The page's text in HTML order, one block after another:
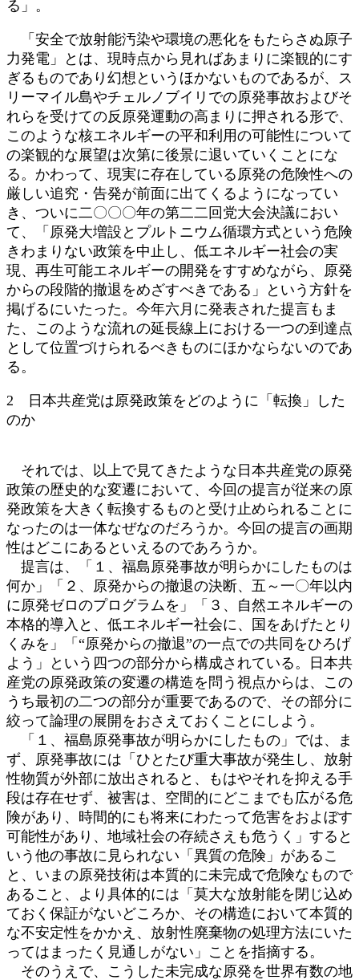
る」。
「安全で放射能汚染や環境の悪化をもたらさぬ原子
力発電」とは、現時点から見ればあまりに楽観的にす
ぎるものであり幻想というほかないものであるが、ス
リーマイル島やチェルノブイリでの原発事故およびそ
れらを受けての反原発運動の高まりに押される形で、
このような核エネルギーの平和利用の可能性について
の楽観的な展望は次第に後景に退いていくことにな
る。かわって、現実に存在している原発の危険性への
厳しい追究・告発が前面に出てくるようになってい
き、ついに二〇〇〇年の第二二回党大会決議におい
て、「原発大増設とプルトニウム循環方式という危険
きわまりない政策を中止し、低エネルギー社会の実
現、再生可能エネルギーの開発をすすめながら、原発
からの段階的撤退をめざすべきである」という方針を
掲げるにいたった。今年六月に発表された提言もま
た、このような流れの延長線上における一つの到達点
として位置づけられるべきものにほかならないのであ
る。
2 日本共産党は原発政策をどのように「転換」した
のか
それでは、以上で見てきたような日本共産党の原発
政策の歴史的な変遷において、今回の提言が従来の原
発政策を大きく転換するものと受け止められることに
なったのは一体なぜなのだろうか。今回の提言の画期
性はどこにあるといえるのであろうか。
提言は、「１、福島原発事故が明らかにしたものは
何か」「２、原発からの撤退の決断、五～一〇年以内
に原発ゼロのプログラムを」「３、自然エネルギーの
本格的導入と、低エネルギー社会に、国をあげたとり
くみを」「“原発からの撤退”の一点での共同をひろげ
よう」という四つの部分から構成されている。日本共
産党の原発政策の変遷の構造を問う視点からは、この
うち最初の二つの部分が重要であるので、その部分に
絞って論理の展開をおさえておくことにしよう。
「１、福島原発事故が明らかにしたもの」では、ま
ず、原発事故には「ひとたび重大事故が発生し、放射
性物質が外部に放出されると、もはやそれを抑える手
段は存在せず、被害は、空間的にどこまでも広がる危
険があり、時間的にも将来にわたって危害をおよぼす
可能性があり、地域社会の存続さえも危うく」すると
いう他の事故に見られない「異質の危険」があるこ
と、いまの原発技術は本質的に未完成で危険なもので
あること、より具体的には「莫大な放射能を閉じ込め
ておく保証がないどころか、その構造において本質的
な不安定性をかかえ、放射性廃棄物の処理方法にいた
ってはまったく見通しがない」ことを指摘する。
そのうえで、こうした未完成な原発を世界有数の地